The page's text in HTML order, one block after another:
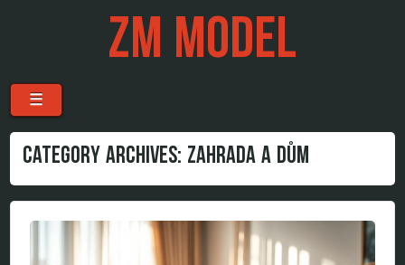
ZM MODEL
Menu
Skip to content
☰
CATEGORY ARCHIVES: ZAHRADA A DŮM